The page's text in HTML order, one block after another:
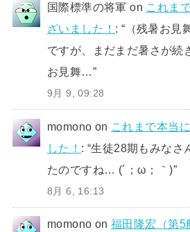
国際標準の将軍 on これま
ざいました！ : “ （残暑お見
ですが、まだまだ暑さが続
お見舞…”
9月 9, 09:28
momono on これまで本当
した！ : “生徒28期もみなさ
たのですね… (´；ω；｀)”
8月 6, 16:13
momono on福田隆宏（第5